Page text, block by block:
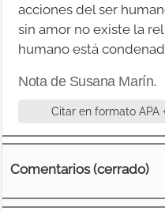
acciones del ser
sin amor no existe la
humano está
Nota de Susana Marín.
Citar en formato APA
Comentarios (cerrado)